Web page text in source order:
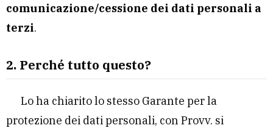
comunicazione/cessione dei dati personali a
terzi.
2. Perché tutto questo?
Lo ha chiarito lo stesso Garante per la
protezione dei dati personali, con Provv. si